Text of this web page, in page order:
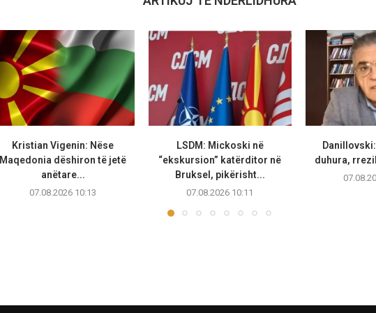
Kristian Vigenin: Nëse
Maqedonia dëshiron të jetë
anëtare...
07.08.2026 10:13
LSDM: Mickoski në
“ekskursion” katërditor në
Bruksel, pikërisht...
07.08.2026 10:11
duhura,